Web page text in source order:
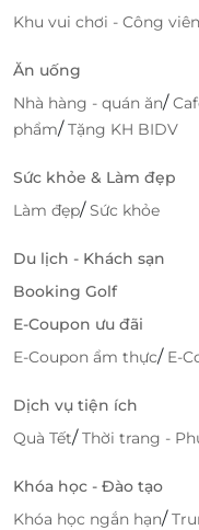
Khu vui chơi - Công viên
Ăn uống
Nhà hàng - quán ăn/
phẩm/Tặng KH BIDV
Sức khỏe & Làm đẹp
Làm đẹp/Sức khỏe
Du lịch - Khách sạn
Booking Golf
E-Coupon ưu đãi
E-Coupon ẩm thực/ E-
Dịch vụ tiện ích
Quà Tết/Thời trang -
Khóa học - Đào tạo
Khóa học ngắn hạn/